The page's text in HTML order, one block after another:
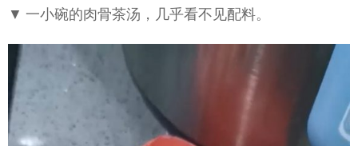
▼ 一小碗的肉骨茶汤，几乎看不见配料。